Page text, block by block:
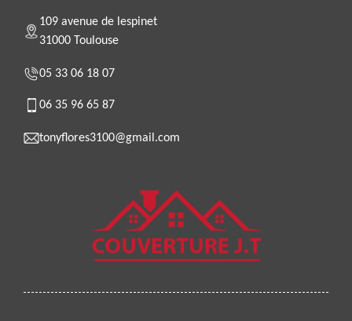
109 avenue de lespinet
31000 Toulouse
05 33 06 18 07
06 35 96 65 87
tonyflores3100@gmail.com